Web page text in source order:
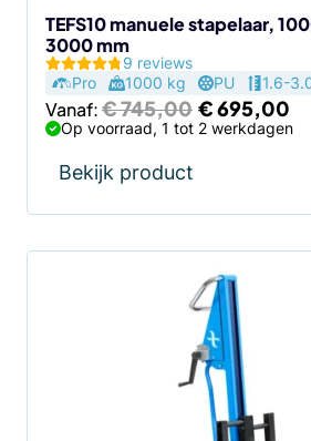
TEFS10 manuele stapelaar,
3000 mm
9 reviews
Pro
1000 kg PU 1.6-
Vanaf:€745,00
prijs
€695,00
Op voorraad, 1 tot 2 werkdagen
Bekijk product
de
productpagina